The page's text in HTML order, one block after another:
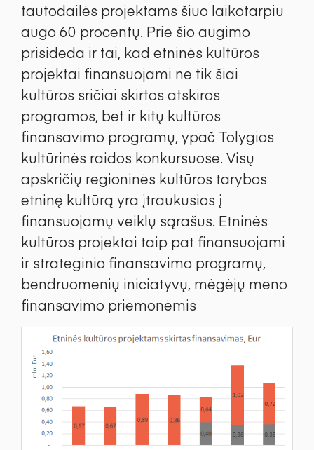
tautodailės projektams šiuo laikotarpiu
augo 60 procentų. Prie šio augimo
prisideda ir tai, kad etninės kultūros
projektai finansuojami ne tik šiai
kultūros sričiai skirtos atskiros
programos, bet ir kitų kultūros
finansavimo programų, ypač Tolygios
kultūrinės raidos konkursuose. Visų
apskričių regioninės kultūros tarybos
etninę kultūrą yra įtraukusios į
finansuojamų veiklų sąrašus. Etninės
kultūros projektai taip pat finansuojami
ir strateginio finansavimo programų,
bendruomenių iniciatyvų, mėgėjų meno
finansavimo priemonėmis